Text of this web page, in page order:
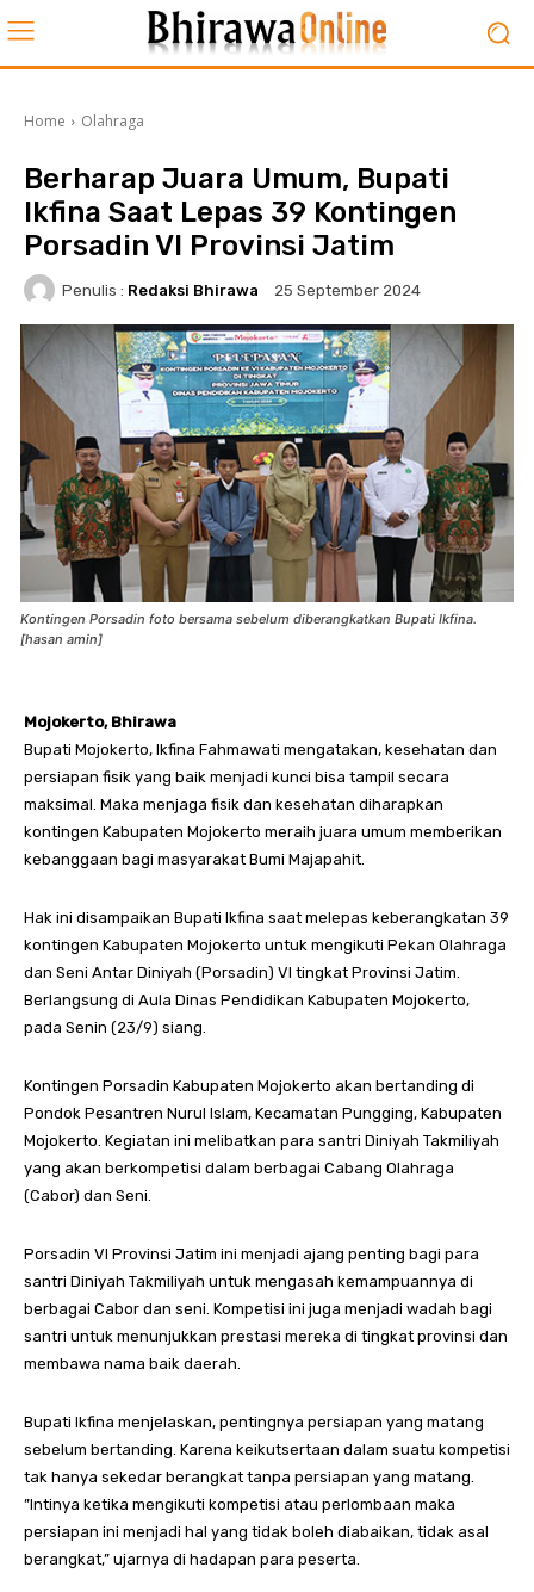
Home Olahraga
Berharap Juara Umum, Bupati
Ikfina Saat Lepas 39 Kontingen
Porsadin VI Provinsi Jatim
Penulis : Redaksi Bhirawa 25 September 2024
Kontingen Porsadin foto bersama sebelum diberangkatkan Bupati Ikfina.
[hasan amin]
Mojokerto, Bhirawa
Bupati Mojokerto, Ikfina Fahmawati mengatakan, kesehatan dan
persiapan fisik yang baik menjadi kunci bisa tampil secara
maksimal. Maka menjaga fisik dan kesehatan diharapkan
kontingen Kabupaten Mojokerto meraih juara umum memberikan
kebanggaan bagi masyarakat Bumi Majapahit.
Hak ini disampaikan Bupati Ikfina saat melepas keberangkatan 39
kontingen Kabupaten Mojokerto untuk mengikuti Pekan Olahraga
dan Seni Antar Diniyah (Porsadin) VI tingkat Provinsi Jatim.
Berlangsung di Aula Dinas Pendidikan Kabupaten Mojokerto,
pada Senin (23/9) siang.
Kontingen Porsadin Kabupaten Mojokerto akan bertanding di
Pondok Pesantren Nurul Islam, Kecamatan Pungging, Kabupaten
Mojokerto. Kegiatan ini melibatkan para santri Diniyah Takmiliyah
yang akan berkompetisi dalam berbagai Cabang Olahraga
(Cabor) dan Seni.
Porsadin VI Provinsi Jatim ini menjadi ajang penting bagi para
santri Diniyah Takmiliyah untuk mengasah kemampuannya di
berbagai Cabor dan seni. Kompetisi ini juga menjadi wadah bagi
santri untuk menunjukkan prestasi mereka di tingkat provinsi dan
membawa nama baik daerah.
Bupati Ikfina menjelaskan, pentingnya persiapan yang matang
sebelum bertanding. Karena keikutsertaan dalam suatu kompetisi
tak hanya sekedar berangkat tanpa persiapan yang matang.
”Intinya ketika mengikuti kompetisi atau perlombaan maka
persiapan ini menjadi hal yang tidak boleh diabaikan, tidak asal
berangkat,” ujarnya di hadapan para peserta.